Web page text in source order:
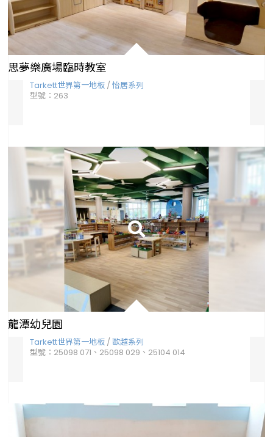
思夢樂廣場臨時教室
Tarkett世界第一地板/怡居系列
型號：263
龍潭幼兒園
Tarkett世界第一地板/歐越系列
型號：25098 071、25098 029、25104 014